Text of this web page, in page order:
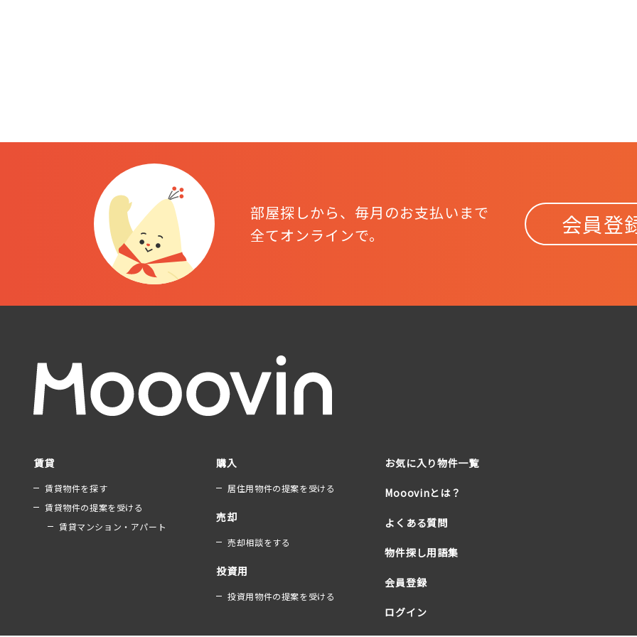
部屋探しから、毎月のお支払いまで
全てオンラインで。
会員登
賃貸
賃貸物件を探す
賃貸物件の提案を受ける
賃貸マンション・アパート
購入
居住用物件の提案を受ける
売却
売却相談をする
投資用
投資用物件の提案を受ける
お気に入り物件一覧
Mooovinとは？
よくある質問
物件探し用語集
会員登録
ログイン